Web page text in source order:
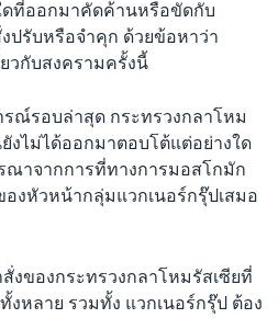
ดที่ออกมาคัดค้านหรือขัดกับ
ปรับหรือจำคุก ด้วยข้อหาว่า
วกับสงครามครั้งนี้
ณ์รอบล่าสุด กระทรวงกลาโหม
งไม่ได้ออกมาตอบโต้แต่อย่างใด
ณาจากการที่ทางการมอสโกมัก
งหัวหน้ากลุ่มแวกเนอร์กรุ๊ปเสมอ
ของกระทรวงกลาโหมรัสเซียที่
งหลาย รวมทั้ง แวกเนอร์กรุ๊ป ต้อง